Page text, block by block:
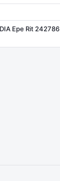
Epe Rit 242786